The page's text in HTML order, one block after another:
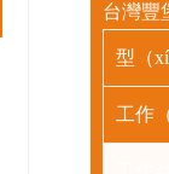
台灣豐
型（
工作